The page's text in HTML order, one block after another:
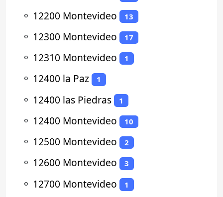
⚬ 12200 Montevideo 13
⚬ 12300 Montevideo 17
⚬ 12310 Montevideo 1
⚬ 12400 la Paz 1
⚬ 12400 las Piedras 1
⚬ 12400 Montevideo 10
⚬ 12500 Montevideo 2
⚬ 12600 Montevideo 3
⚬ 12700 Montevideo 1